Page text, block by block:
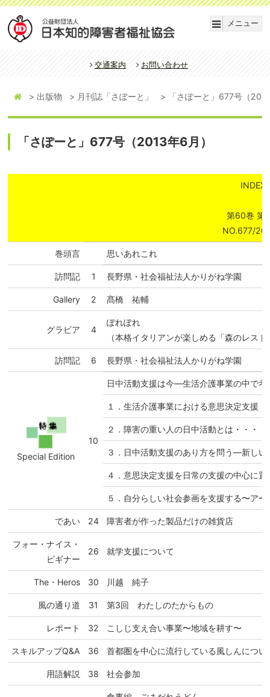
メニュー
交通案内 お問い合わせ
出版物 月刊誌「さぽーと」 「さぽーと」677号（
「さぽーと」677号（2013年6月）
INDEX
第60巻 第
NO.677/
巻頭言 思いあれこれ
訪問記 1 長野県・社会福祉法人かりがね学園
Gallery 2 髙橋 祐輔
グラビア 4
ぽれぽれ
（本格イタリアンが楽しめる「森のレス
訪問記 6 長野県・社会福祉法人かりがね学園
Special Edition
10
日中活動支援は今―生活介護事業の中で
１．生活介護事業における意思決定支援
２．障害の重い人の日中活動とは・・・・
３．日中活動支援のあり方を問う―新し
４．意思決定支援を日常の支援の中心に置
５．自分らしい社会参画を支援する〜ア
であい 24 障害者が作った製品だけの雑貨店
フォー・ナイス・
ビギナー
26 就学支援について
The・Heros 30 川越 純子
風の通り道 31 第3回 わたしのたからもの
レポート 32 こしじ支え合い事業〜地域を耕す〜
スキルアップQ&A 36 首都圏を中心に流行している風しんにつ
用語解説 38 社会参加